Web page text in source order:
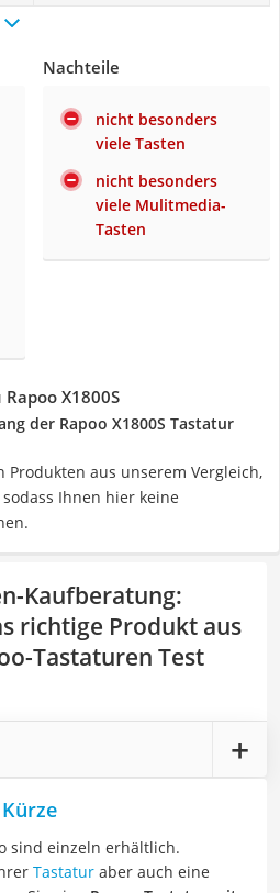
Nachteile
nicht besonders
viele Tasten
nicht besonders
viele Mulitmedia-
Tasten
X1800S
der Rapoo X1800S Tastatur
Produkten aus unserem Vergleich,
Ihnen hier keine
Kaufberatung:
richtige Produkt aus
Tastaturen Test
sind einzeln erhältlich.
Tastatur aber auch eine